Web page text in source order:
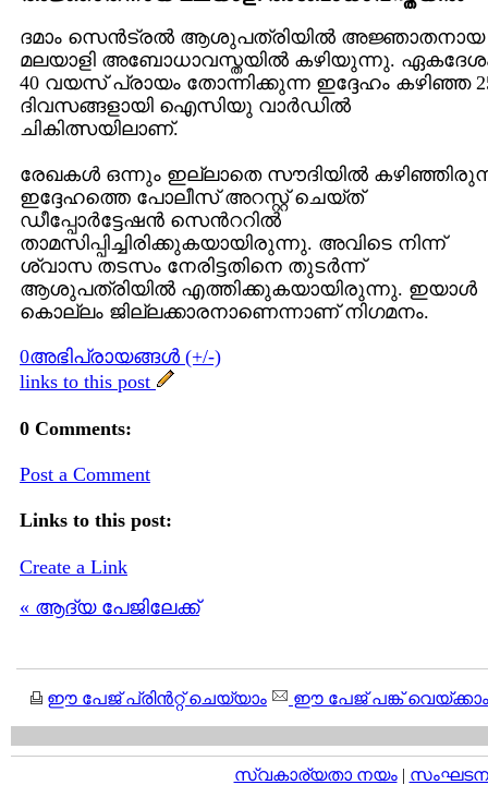
ദമാം സെന്‍ട്രല്‍ ആശുപത്രിയില്‍ അജ്ഞാതനായ
മലയാളി അബോധാവസ്തയില്‍ കഴിയുന്നു.
40 വയസ് പ്രായം തോന്നിക്കുന്ന ഇദ്ദേഹം കഴിഞ്ഞ
ദിവസങ്ങളായി ഐസിയു വാര്‍ഡില്‍
ചികിത്സയിലാണ്.
രേഖകള്‍ ഒന്നും ഇല്ലാതെ സൗദിയില്‍
ഇദ്ദേഹത്തെ പോലീസ് അറസ്റ്റ് ചെയ്ത്
ഡീപ്പോര്‍ട്ടേഷന്‍ സെന്‍ററില്‍
താമസിപ്പിച്ചിരിക്കുകയായിരുന്നു. അവിടെ നിന്ന്
ശ്വാസ തടസം നേരിട്ടതിനെ തുടര്‍ന്ന്
ആശുപത്രിയില്‍ എത്തിക്കുകയായിരുന്നു. ഇയാള്‍
കൊല്ലം ജില്ലക്കാരനാണെന്നാണ് നിഗമനം.
0അഭിപ്രായങ്ങള്‍ (+/-)
links to this post
0 Comments:
Post a Comment
Links to this post:
Create a Link
« ആദ്യ പേജിലേക്ക്
ഈ പേജ് പ്രിന്‍റ്റ് ചെയ്യാം ഈ പേജ് പങ്ക് വെയ്ക്കാം
സ്വകാര്യതാ നയം|